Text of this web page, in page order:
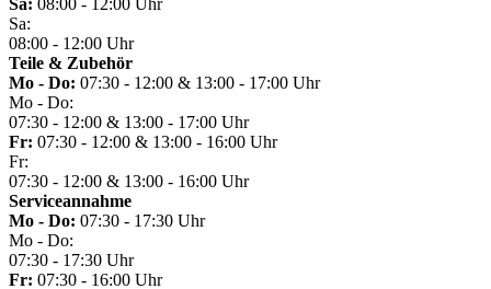
Sa:
08:00 - 12:00 Uhr
Teile & Zubehör
Mo - Do: 07:30 - 12:00 & 13:00 - 17:00 Uhr
Mo - Do:
07:30 - 12:00 & 13:00 - 17:00 Uhr
Fr: 07:30 - 12:00 & 13:00 - 16:00 Uhr
Fr:
07:30 - 12:00 & 13:00 - 16:00 Uhr
Serviceannahme
Mo - Do: 07:30 - 17:30 Uhr
Mo - Do:
07:30 - 17:30 Uhr
Fr: 07:30 - 16:00 Uhr